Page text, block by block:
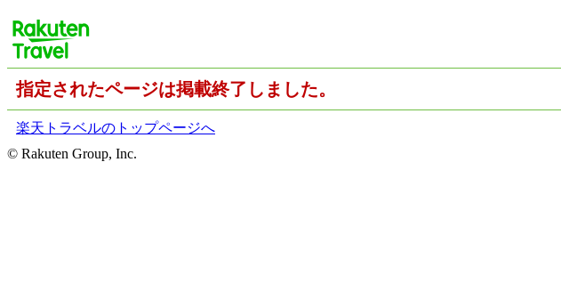
指定されたページは掲載終了しました。
楽天トラベルのトップページへ
© Rakuten Group, Inc.